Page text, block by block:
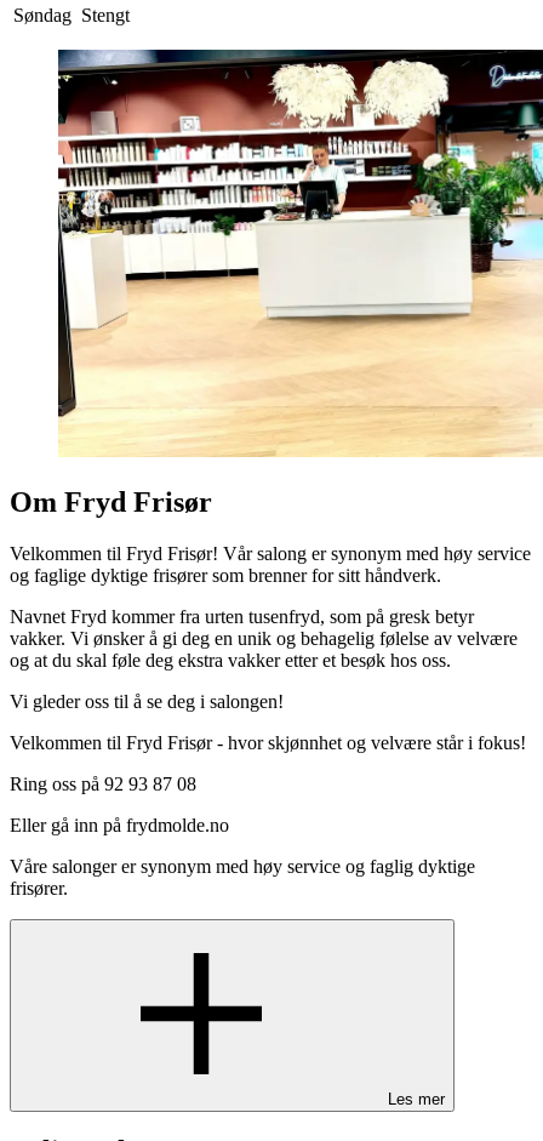
Søndag Stengt
Om Fryd Frisør
Velkommen til Fryd Frisør! Vår salong er synonym med høy service
og faglige dyktige frisører som brenner for sitt håndverk.
Navnet Fryd kommer fra urten tusenfryd, som på gresk betyr
vakker. Vi ønsker å gi deg en unik og behagelig følelse av velvære
og at du skal føle deg ekstra vakker etter et besøk hos oss.
Vi gleder oss til å se deg i salongen!
Velkommen til Fryd Frisør - hvor skjønnhet og velvære står i fokus!
Ring oss på 92 93 87 08
Eller gå inn på frydmolde.no
Våre salonger er synonym med høy service og faglig dyktige
frisører.
Les mer